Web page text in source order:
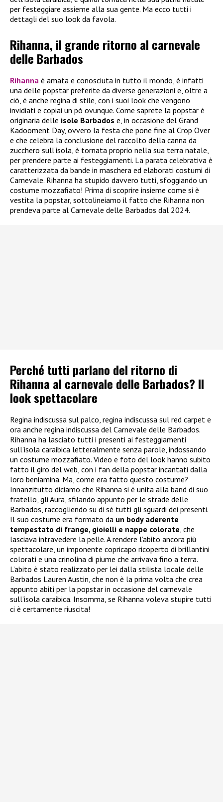
per festeggiare assieme alla sua gente. Ma ecco tutti i
dettagli del suo look da favola.
Rihanna, il grande ritorno al carnevale
delle Barbados
Rihanna è amata e conosciuta in tutto il mondo, è infatti
una delle popstar preferite da diverse generazioni e, oltre a
ciò, è anche regina di stile, con i suoi look che vengono
invidiati e copiai un pò ovunque. Come saprete la popstar è
originaria delle isole Barbados e, in occasione del Grand
Kadooment Day, ovvero la festa che pone fine al Crop Over
e che celebra la conclusione del raccolto della canna da
zucchero sull’isola, è tornata proprio nella sua terra natale,
per prendere parte ai festeggiamenti. La parata celebrativa è
caratterizzata da bande in maschera ed elaborati costumi di
Carnevale. Rihanna ha stupido davvero tutti, sfoggiando un
costume mozzafiato! Prima di scoprire insieme come si è
vestita la popstar, sottolineiamo il fatto che Rihanna non
prendeva parte al Carnevale delle Barbados dal 2024.
Perché tutti parlano del ritorno di
Rihanna al carnevale delle Barbados? Il
look spettacolare
Regina indiscussa sul palco, regina indiscussa sul red carpet e
ora anche regina indiscussa del Carnevale delle Barbados.
Rihanna ha lasciato tutti i presenti ai festeggiamenti
sull’isola caraibica letteralmente senza parole, indossando
un costume mozzafiato. Video e foto del look hanno subito
fatto il giro del web, con i fan della popstar incantati dalla
loro beniamina. Ma, come era fatto questo costume?
Innanzitutto diciamo che Rihanna si è unita alla band di suo
fratello, gli Aura, sfilando appunto per le strade delle
Barbados, raccogliendo su di sé tutti gli sguardi dei presenti.
Il suo costume era formato da un body aderente
tempestato di frange, gioielli e nappe colorate, che
lasciava intravedere la pelle. A rendere l’abito ancora più
spettacolare, un imponente copricapo ricoperto di brillantini
colorati e una crinolina di piume che arrivava fino a terra.
L’abito è stato realizzato per lei dalla stilista locale delle
Barbados Lauren Austin, che non è la prima volta che crea
appunto abiti per la popstar in occasione del carnevale
sull’isola caraibica. Insomma, se Rihanna voleva stupire tutti
ci è certamente riuscita!